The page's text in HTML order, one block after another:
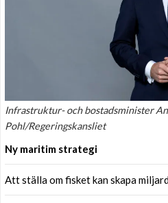
Infrastruktur- och bostadsminister
Pohl/Regeringskansliet
Ny maritim strategi
Att ställa om fisket kan skapa